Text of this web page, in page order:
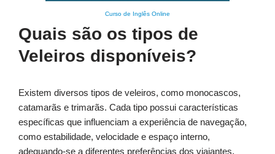
Curso de Inglês Online
Quais são os tipos de
Veleiros disponíveis?
Existem diversos tipos de veleiros, como monocascos,
catamarãs e trimarãs. Cada tipo possui características
específicas que influenciam a experiência de navegação,
como estabilidade, velocidade e espaço interno,
adequando-se a diferentes preferências dos viajantes.